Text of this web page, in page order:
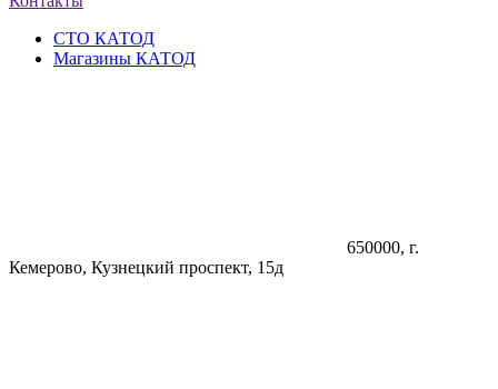
СТО КАТОД
Магазины КАТОД
650000, г.
Кемерово, Кузнецкий проспект, 15д